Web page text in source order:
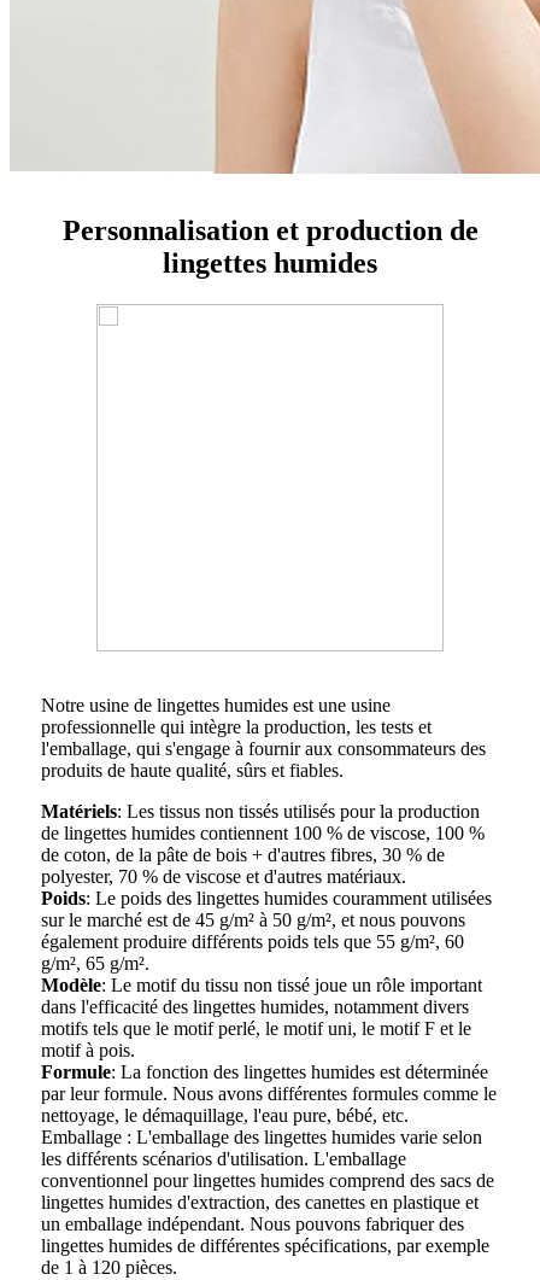
Personnalisation et production de
lingettes humides
Notre usine de lingettes humides est une usine
professionnelle qui intègre la production, les tests et
l'emballage, qui s'engage à fournir aux consommateurs des
produits de haute qualité, sûrs et fiables.
Matériels: Les tissus non tissés utilisés pour la production
de lingettes humides contiennent 100 % de viscose, 100 %
de coton, de la pâte de bois + d'autres fibres, 30 % de
polyester, 70 % de viscose et d'autres matériaux.
Poids: Le poids des lingettes humides couramment utilisées
sur le marché est de 45 g/m² à 50 g/m², et nous pouvons
également produire différents poids tels que 55 g/m², 60
g/m², 65 g/m².
Modèle: Le motif du tissu non tissé joue un rôle important
dans l'efficacité des lingettes humides, notamment divers
motifs tels que le motif perlé, le motif uni, le motif F et le
motif à pois.
Formule: La fonction des lingettes humides est déterminée
par leur formule. Nous avons différentes formules comme le
nettoyage, le démaquillage, l'eau pure, bébé, etc.
Emballage : L'emballage des lingettes humides varie selon
les différents scénarios d'utilisation. L'emballage
conventionnel pour lingettes humides comprend des sacs de
lingettes humides d'extraction, des canettes en plastique et
un emballage indépendant. Nous pouvons fabriquer des
lingettes humides de différentes spécifications, par exemple
de 1 à 120 pièces.